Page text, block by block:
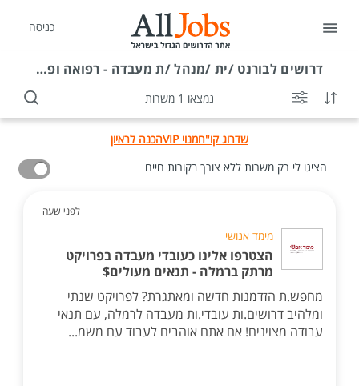
כניסה
דרושים לבורנט /ית /מנהל /ת מעבדה - רפואה ופארמה במודיעין מכבים רעות
נמצאו 1 משרות
שדרוג קו"חמנוי VIP
הכנה לראיון
הציגו לי רק משרות ללא צורך בקורות חיים
לפני שעה
מימד אנושי
הצטרפו אלינו כעובדי מעבדה בפרויקט
מרתק ברמלה - תנאים מעולים$
מחפש.ת הזדמנות חדשה ומאתגרת? לפרויקט שנתי
ומלהיב דרושים.ות עובדי.ות מעבדה לרמלה, עם תנאי
עבודה מצוינים! אם אתם אוהבים לעבוד עם משמ...